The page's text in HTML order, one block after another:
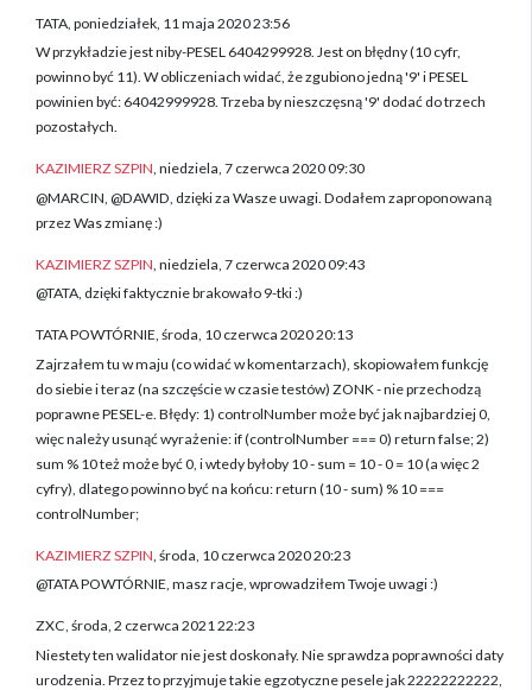
TATA, poniedziałek, 11 maja 2020 23:56
W przykładzie jest niby-PESEL 6404299928. Jest on błędny (10 cyfr,
powinno być 11). W obliczeniach widać, że zgubiono jedną '9' i PESEL
powinien być: 64042999928. Trzeba by nieszczęsną '9' dodać do trzech
pozostałych.
KAZIMIERZ SZPIN, niedziela, 7 czerwca 2020 09:30
@MARCIN, @DAWID, dzięki za Wasze uwagi. Dodałem zaproponowaną
przez Was zmianę :)
KAZIMIERZ SZPIN , niedziela, 7 czerwca 2020 09:43
@TATA, dzięki faktycznie brakowało 9-tki :)
TATA POWTÓRNIE, środa, 10 czerwca 2020 20:13
Zajrzałem tu w maju (co widać w komentarzach), skopiowałem funkcję
do siebie i teraz (na szczęście w czasie testów) ZONK - nie przechodzą
poprawne PESEL-e. Błędy: 1) controlNumber może być jak najbardziej 0,
więc należy usunąć wyrażenie: if (controlNumber === 0) return false; 2)
sum % 10 też może być 0, i wtedy byłoby 10 - sum = 10 - 0 = 10 (a więc 2
cyfry), dlatego powinno być na końcu: return (10 - sum) % 10 ===
controlNumber;
KAZIMIERZ SZPIN , środa, 10 czerwca 2020 20:23
@TATA POWTÓRNIE, masz racje, wprowadziłem Twoje uwagi :)
ZXC, środa, 2 czerwca 2021 22:23
Niestety ten walidator nie jest doskonały. Nie sprawdza poprawności daty
urodzenia. Przez to przyjmuje takie egzotyczne pesele jak 22222222222,